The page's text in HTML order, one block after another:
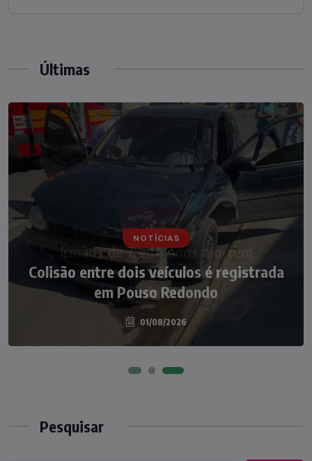
Últimas
NOTÍCIAS
Colisão entre dois veículos é registrada
em Pouso Redondo
01/08/2026
NOTÍCIAS
Irmãos de 7 e 14 anos morrem
atropelados na BR-470 em Pouso
Redondo
04/08/2026
Pesquisar